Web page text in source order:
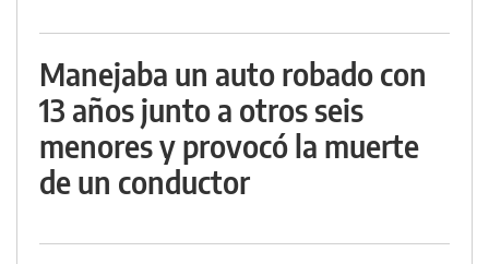
Manejaba un auto robado con
13 años junto a otros seis
menores y provocó la muerte
de un conductor